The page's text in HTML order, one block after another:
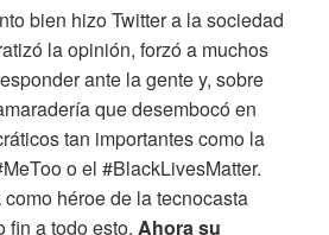
bien hizo Twitter a la sociedad
la opinión, forzó a muchos
ante la gente y, sobre
que desembocó en
tan importantes como la
o el #BlackLivesMatter.
héroe de la tecnocasta
fin a todo esto. Ahora su